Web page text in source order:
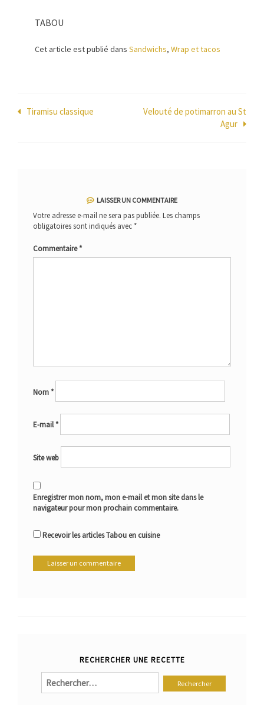
TABOU
Cet article est publié dans Sandwichs, Wrap et tacos
Navigation
Tiramisu classique
Velouté de potimarron au St
Agur
LAISSER UN COMMENTAIRE
Votre adresse e-mail ne sera pas publiée. Les champs
obligatoires sont indiqués avec *
Commentaire*
Nom*
E-mail*
Site web
Enregistrer mon nom, mon e-mail et mon site dans le
navigateur pour mon prochain commentaire.
Recevoir les articles Tabou en cuisine
RECHERCHER UNE RECETTE
Rechercher :